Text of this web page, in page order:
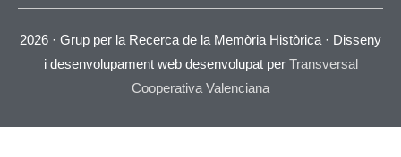
2026 · Grup per la Recerca de la Memòria Històrica · Disseny
i desenvolupament web desenvolupat per Transversal
Cooperativa Valenciana